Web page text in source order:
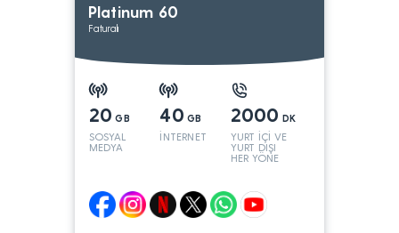
Platinum 60
Faturalı
20 GB
SOSYAL
MEDYA
40 GB
İNTERNET
2000 DK
YURT İÇİ VE
YURT DIŞI
HER YÖNE